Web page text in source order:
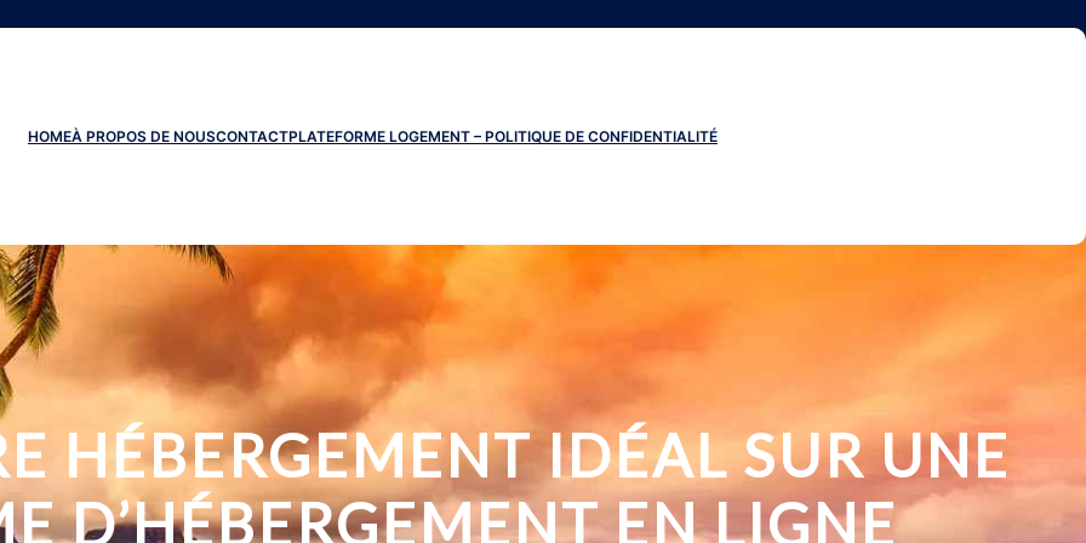
HOMEÀ PROPOS DE NOUSCONTACTPLATEFORME LOGEMENT – POLITIQUE DE CONFIDENTIALITÉ
HÉBERGEMENT IDÉAL SUR UNE
D’HÉBERGEMENT EN LIGNE